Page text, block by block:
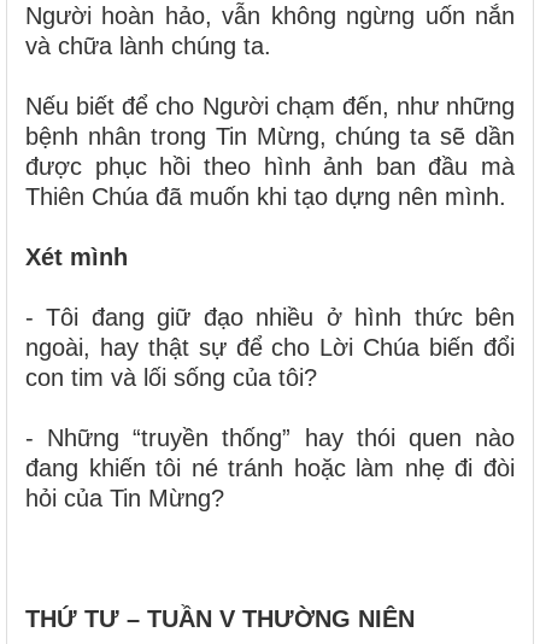
Người hoàn hảo, vẫn không ngừng uốn nắn
và chữa lành chúng ta.
Nếu biết để cho Người chạm đến, như những
bệnh nhân trong Tin Mừng, chúng ta sẽ dần
được phục hồi theo hình ảnh ban đầu mà
Thiên Chúa đã muốn khi tạo dựng nên mình.
Xét mình
- Tôi đang giữ đạo nhiều ở hình thức bên
ngoài, hay thật sự để cho Lời Chúa biến đổi
con tim và lối sống của tôi?
- Những “truyền thống” hay thói quen nào
đang khiến tôi né tránh hoặc làm nhẹ đi đòi
hỏi của Tin Mừng?
THỨ TƯ – TUẦN V THƯỜNG NIÊN